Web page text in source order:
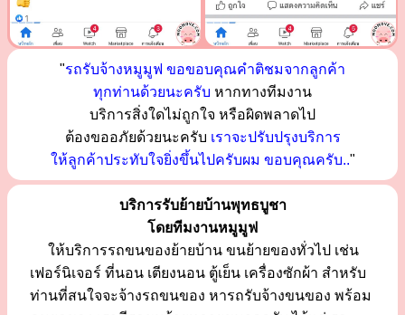
"รถรับจ้างหมูมูฟ ขอขอบคุณคำติชมจากลูกค้า
ทุกท่านด้วยนะครับ หากทางทีมงาน
บริการสิ่งใดไม่ถูกใจ หรือผิดพลาดไป
ต้องขออภัยด้วยนะครับ เราจะปรับปรุงบริการ
ให้ลูกค้าประทับใจยิ่งขึ้นไปครับผม ขอบคุณครับ.."
บริการรับย้ายบ้านพุทธบูชา
โดยทีมงานหมูมูฟ
ให้บริการรถขนของย้ายบ้าน ขนย้ายของทั่วไป เช่น
เฟอร์นิเจอร์ ที่นอน เตียงนอน ตู้เย็น เครื่องซักผ้า สำหรับ
ท่านที่สนใจจะจ้างรถขนของ หารถรับจ้างขนของ พร้อม